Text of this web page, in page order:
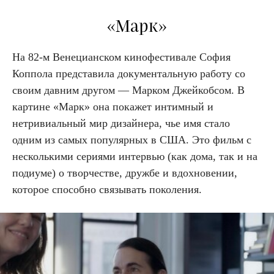
«Марк»
На 82-м Венецианском кинофестивале София
Коппола представила документальную работу со
своим давним другом — Марком Джейкобсом. В
картине «Марк» она покажет интимный и
нетривиальный мир дизайнера, чье имя стало
одним из самых популярных в США. Это фильм с
несколькими сериями интервью (как дома, так и на
подиуме) о творчестве, дружбе и вдохновении,
которое способно связывать поколения.